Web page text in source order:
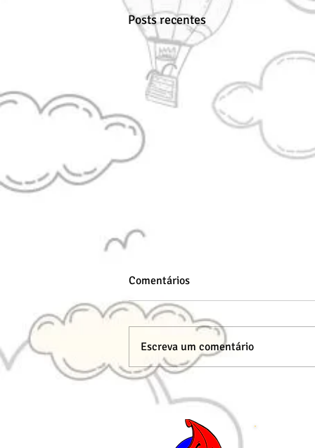
Posts recentes
Tsugumi Ohba e a engenharia
do suspense: como a
construção narrativa de Death
Note ensina os fundamentos do
Comentários
Escreva um comentário